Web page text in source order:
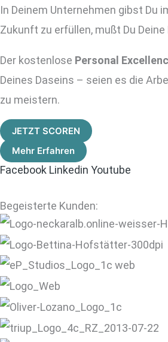
Zum
Inhalt
In Deinem Unternehmen gibst Du
Zukunft zu erfüllen, mußt Du
Der kostenlose Personal
Deines Daseins – seien es die
zu meistern.
JETZT SCOREN
Mehr Erfahren
Facebook Linkedin Youtube
Begeisterte Kunden: